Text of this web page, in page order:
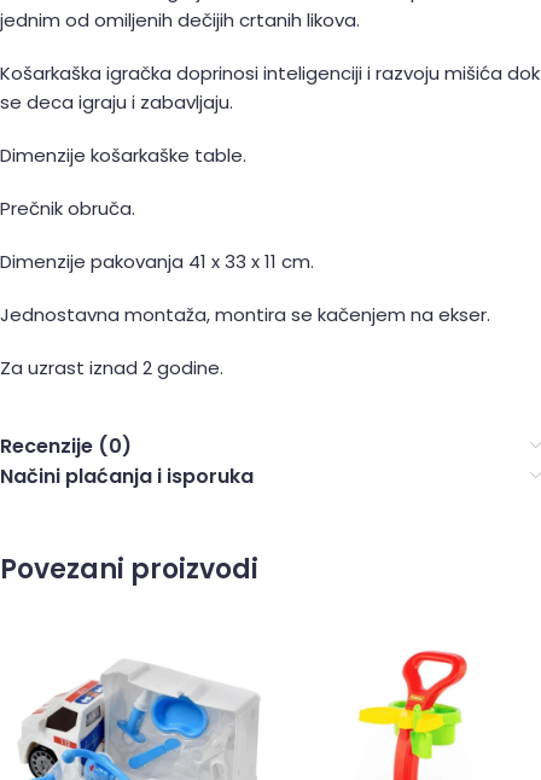
jednim od omiljenih dečijih crtanih likova.
Košarkaška igračka doprinosi inteligenciji i razvoju mišića dok
se deca igraju i zabavljaju.
Dimenzije košarkaške table.
Prečnik obruča.
Dimenzije pakovanja 41 x 33 x 11 cm.
Jednostavna montaža, montira se kačenjem na ekser.
Za uzrast iznad 2 godine.
Recenzije (0)
Načini plaćanja i isporuka
Povezani proizvodi